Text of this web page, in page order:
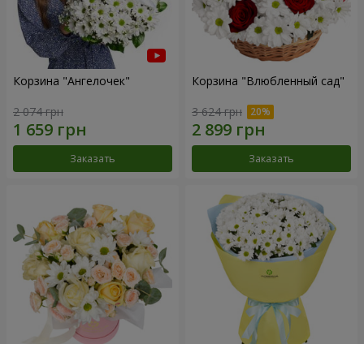
Корзина "Ангелочек"
2 074 грн
Заказать
Корзина "Влюбленный сад"
3 624 грн
Заказать